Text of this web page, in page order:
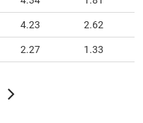
4.23 2.62
2.27 1.33